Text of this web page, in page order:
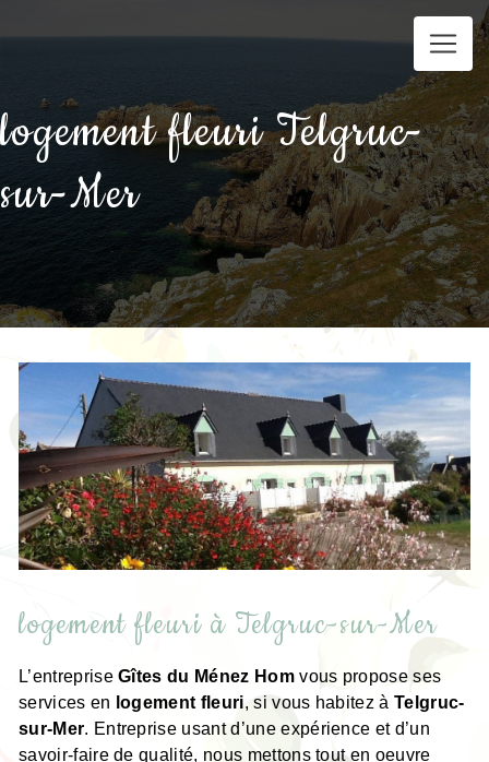
logement fleuri Telgruc-
sur-Mer
logement fleuri à Telgruc-sur-Mer
L’entrepriseGîtes du Ménez Homvous propose ses
services en logement fleuri, si vous habitez àTelgruc-
sur-Mer. Entreprise usant d’une expérience et d’un
savoir-faire de qualité, nous mettons tout en oeuvre